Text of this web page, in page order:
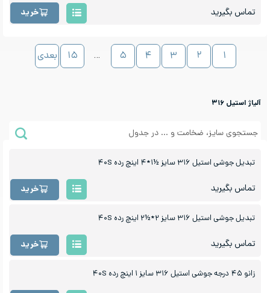
تماس بگیرید خرید
۲ ۳ ۴ ۵ … ۱۵ بعدی
آلیاژ استیل ۳۱۶
تبدیل جوشی استیل ۳۱۶ سایز ½۱*۴ اینچ رده ۴۰S
تماس بگیرید خرید
تبدیل جوشی استیل ۳۱۶ سایز ۲*½۲ اینچ رده ۴۰S
تماس بگیرید خرید
زانو ۴۵ درجه جوشی استیل ۳۱۶ سایز ۱ اینچ رده ۴۰S